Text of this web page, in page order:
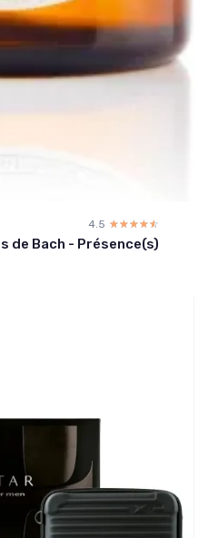
4.5 ☆☆☆☆☆
★★★★★
de Bach - Présence(s)